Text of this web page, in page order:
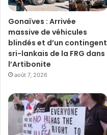
Gonaïves : Arrivée
massive de véhicules
blindés et d’un contingent
sri-lankais de la FRG dans
l’Artibonite
août 7, 2026